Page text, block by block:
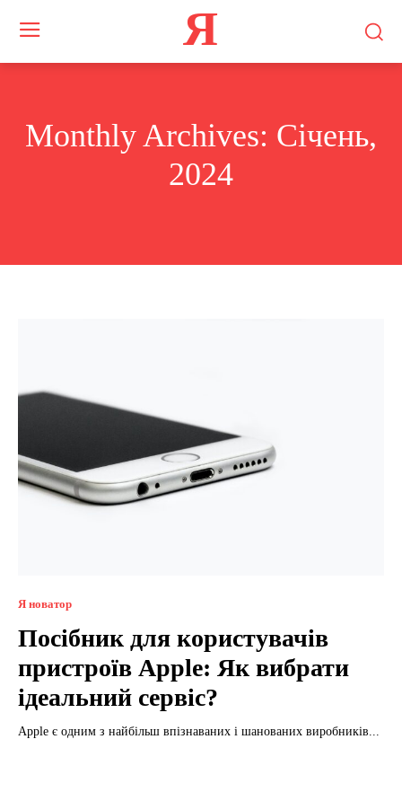
Я
Monthly Archives: Січень,
2024
Я новатор
Посібник для користувачів
пристроїв Apple: Як вибрати
ідеальний сервіс?
Apple є одним з найбільш впізнаваних і шанованих виробників...